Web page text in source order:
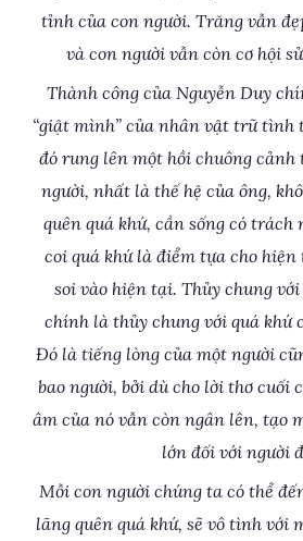
tỉnh của con người. Trăng vẫn
và con người vẫn còn cơ hội
Thành công của Nguyễn Duy
“giật mình” của nhân vật trữ tình
đó rung lên một hồi chuông
người, nhất là thế hệ của ông,
quên quá khứ, cần sống có trách
coi quá khứ là điểm tựa cho hiện
soi vào hiện tại. Thủy chung
chính là thủy chung với quá khứ
Đó là tiếng lòng của một người
bao người, bởi dù cho lời thơ cuối
âm của nó vẫn còn ngân lên, tạo
lớn đối với người
Mỗi con người chúng ta có thể
lãng quên quá khứ, sẽ vô tình với